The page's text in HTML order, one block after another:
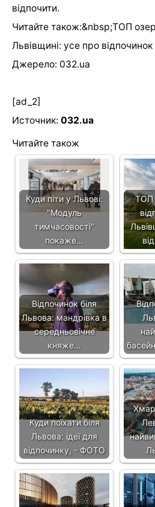
відпочити.
Читайте також:&nbsp;ТОП
Львівщині: усе про
Джерело: 032.ua
[ad_2]
Источник: 032.ua
Читайте також
Куди піти у Львові:
"Модуль
тимчасовості"
покаже…
ТОП
Відпочинок біля
Львова: мандрівка в
середньовічне
княже…
Куди поїхати біля
Львова: ідеї для
відпочинку, - ФОТО